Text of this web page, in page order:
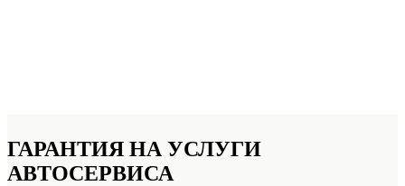
ГАРАНТИЯ НА УСЛУГИ
АВТОСЕРВИСА